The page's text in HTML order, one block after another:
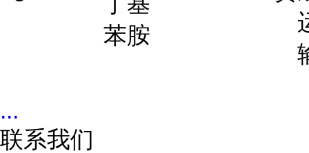
苯胺
...
联系我们